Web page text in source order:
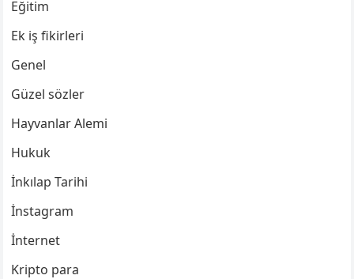
Eğitim
Ek iş fikirleri
Genel
Güzel sözler
Hayvanlar Alemi
Hukuk
İnkılap Tarihi
İnstagram
İnternet
Kripto para